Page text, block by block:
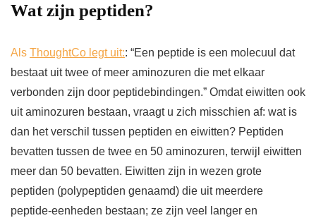
Wat zijn peptiden?
Als ThoughtCo legt uit:: “Een peptide is een molecuul dat
bestaat uit twee of meer aminozuren die met elkaar
verbonden zijn door peptidebindingen.” Omdat eiwitten ook
uit aminozuren bestaan, vraagt ​​u zich misschien af: wat is
dan het verschil tussen peptiden en eiwitten? Peptiden
bevatten tussen de twee en 50 aminozuren, terwijl eiwitten
meer dan 50 bevatten. Eiwitten zijn in wezen grote
peptiden (polypeptiden genaamd) die uit meerdere
peptide-eenheden bestaan; ze zijn veel langer en